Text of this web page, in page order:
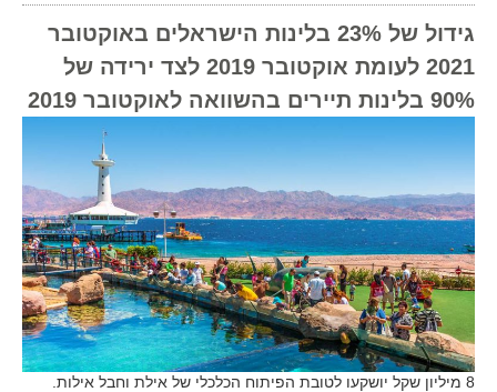
גידול של 23% בלינות הישראלים באוקטובר
2021 לעומת אוקטובר 2019 לצד ירידה של
90% בלינות תיירים בהשוואה לאוקטובר 2019
8 מיליון שקל יושקעו לטובת הפיתוח הכלכלי של אילת וחבל אילות.